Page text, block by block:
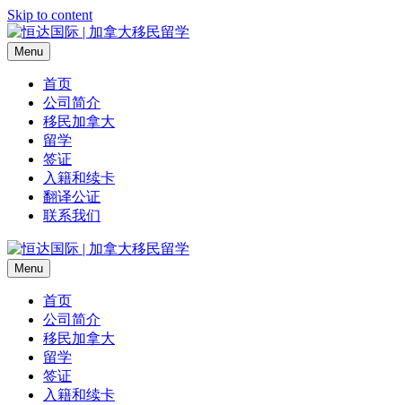
Skip to content
Menu
首页
公司简介
移民加拿大
留学
签证
入籍和续卡
翻译公证
联系我们
Menu
首页
公司简介
移民加拿大
留学
签证
入籍和续卡